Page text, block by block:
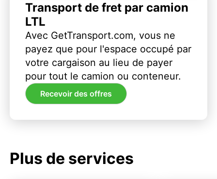
Transport de fret par camion
LTL
Avec GetTransport.com, vous ne
payez que pour l'espace occupé par
votre cargaison au lieu de payer
pour tout le camion ou conteneur.
Recevoir des offres
Plus de services